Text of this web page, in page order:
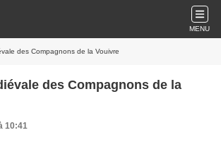
MENU
des Compagnons de la Vouivre
des Compagnons de la
10:41